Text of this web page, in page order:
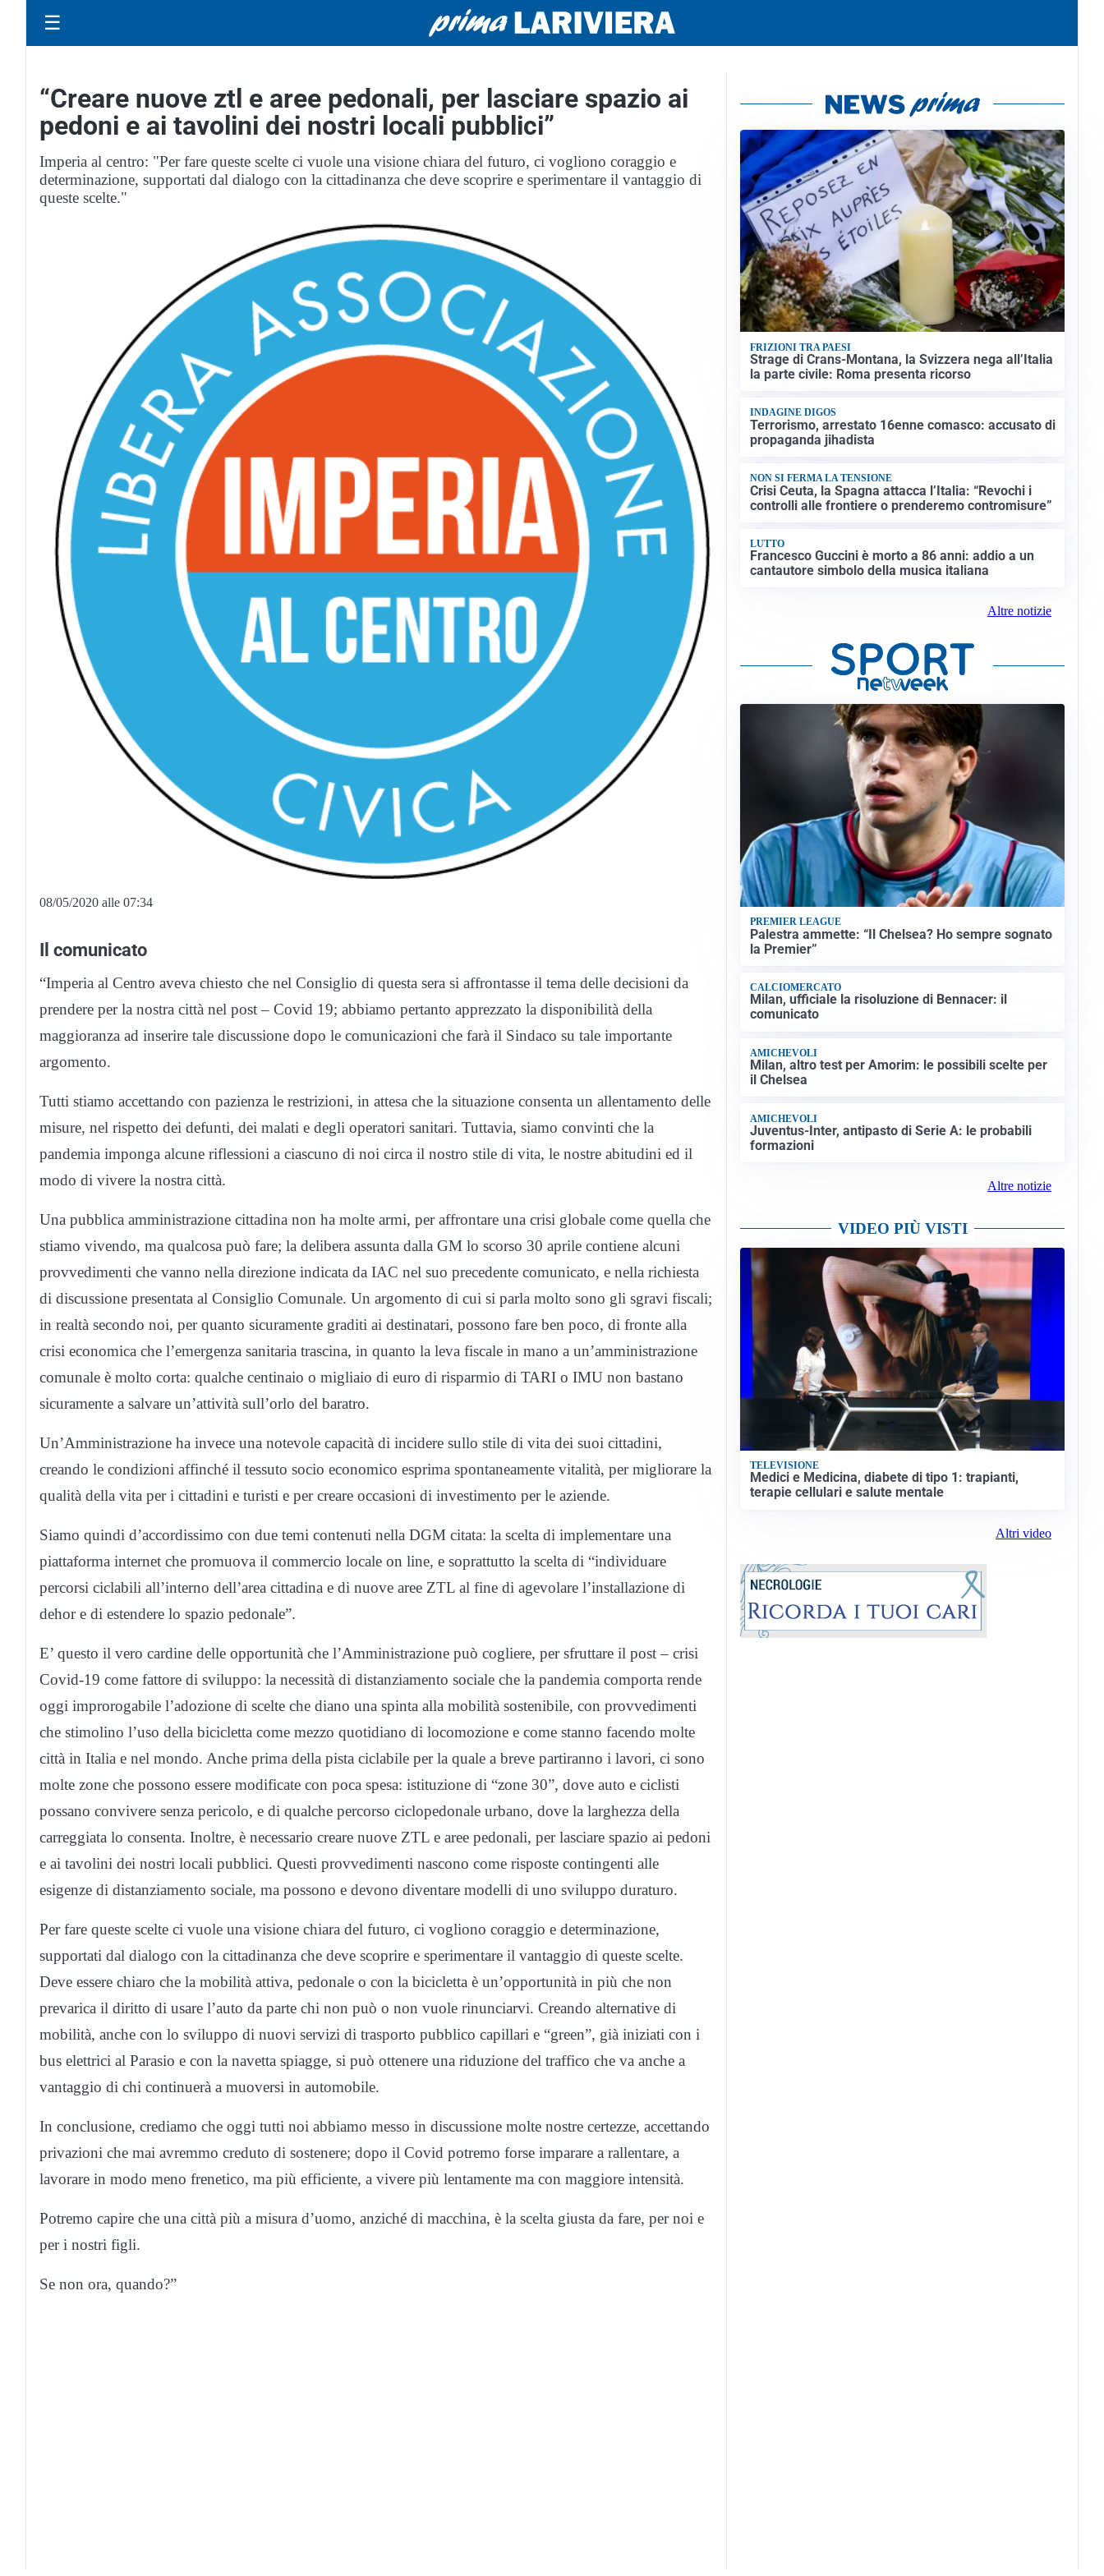
☰
“Creare nuove ztl e aree pedonali, per lasciare spazio ai
pedoni e ai tavolini dei nostri locali pubblici”
Imperia al centro: "Per fare queste scelte ci vuole una visione chiara del futuro, ci vogliono coraggio e
determinazione, supportati dal dialogo con la cittadinanza che deve scoprire e sperimentare il vantaggio di
queste scelte."
08/05/2020 alle 07:34
Il comunicato
“Imperia al Centro aveva chiesto che nel Consiglio di questa sera si affrontasse il tema delle decisioni da
prendere per la nostra città nel post – Covid 19; abbiamo pertanto apprezzato la disponibilità della
maggioranza ad inserire tale discussione dopo le comunicazioni che farà il Sindaco su tale importante
argomento.
Tutti stiamo accettando con pazienza le restrizioni, in attesa che la situazione consenta un allentamento delle
misure, nel rispetto dei defunti, dei malati e degli operatori sanitari. Tuttavia, siamo convinti che la
pandemia imponga alcune riflessioni a ciascuno di noi circa il nostro stile di vita, le nostre abitudini ed il
modo di vivere la nostra città.
Una pubblica amministrazione cittadina non ha molte armi, per affrontare una crisi globale come quella che
stiamo vivendo, ma qualcosa può fare; la delibera assunta dalla GM lo scorso 30 aprile contiene alcuni
provvedimenti che vanno nella direzione indicata da IAC nel suo precedente comunicato, e nella richiesta
di discussione presentata al Consiglio Comunale. Un argomento di cui si parla molto sono gli sgravi fiscali;
in realtà secondo noi, per quanto sicuramente graditi ai destinatari, possono fare ben poco, di fronte alla
crisi economica che l’emergenza sanitaria trascina, in quanto la leva fiscale in mano a un’amministrazione
comunale è molto corta: qualche centinaio o migliaio di euro di risparmio di TARI o IMU non bastano
sicuramente a salvare un’attività sull’orlo del baratro.
Un’Amministrazione ha invece una notevole capacità di incidere sullo stile di vita dei suoi cittadini,
creando le condizioni affinché il tessuto socio economico esprima spontaneamente vitalità, per migliorare la
qualità della vita per i cittadini e turisti e per creare occasioni di investimento per le aziende.
Siamo quindi d’accordissimo con due temi contenuti nella DGM citata: la scelta di implementare una
piattaforma internet che promuova il commercio locale on line, e soprattutto la scelta di “individuare
percorsi ciclabili all’interno dell’area cittadina e di nuove aree ZTL al fine di agevolare l’installazione di
dehor e di estendere lo spazio pedonale”.
E’ questo il vero cardine delle opportunità che l’Amministrazione può cogliere, per sfruttare il post – crisi
Covid-19 come fattore di sviluppo: la necessità di distanziamento sociale che la pandemia comporta rende
oggi improrogabile l’adozione di scelte che diano una spinta alla mobilità sostenibile, con provvedimenti
che stimolino l’uso della bicicletta come mezzo quotidiano di locomozione e come stanno facendo molte
città in Italia e nel mondo. Anche prima della pista ciclabile per la quale a breve partiranno i lavori, ci sono
molte zone che possono essere modificate con poca spesa: istituzione di “zone 30”, dove auto e ciclisti
possano convivere senza pericolo, e di qualche percorso ciclopedonale urbano, dove la larghezza della
carreggiata lo consenta. Inoltre, è necessario creare nuove ZTL e aree pedonali, per lasciare spazio ai pedoni
e ai tavolini dei nostri locali pubblici. Questi provvedimenti nascono come risposte contingenti alle
esigenze di distanziamento sociale, ma possono e devono diventare modelli di uno sviluppo duraturo.
Per fare queste scelte ci vuole una visione chiara del futuro, ci vogliono coraggio e determinazione,
supportati dal dialogo con la cittadinanza che deve scoprire e sperimentare il vantaggio di queste scelte.
Deve essere chiaro che la mobilità attiva, pedonale o con la bicicletta è un’opportunità in più che non
prevarica il diritto di usare l’auto da parte chi non può o non vuole rinunciarvi. Creando alternative di
mobilità, anche con lo sviluppo di nuovi servizi di trasporto pubblico capillari e “green”, già iniziati con i
bus elettrici al Parasio e con la navetta spiagge, si può ottenere una riduzione del traffico che va anche a
vantaggio di chi continuerà a muoversi in automobile.
In conclusione, crediamo che oggi tutti noi abbiamo messo in discussione molte nostre certezze, accettando
privazioni che mai avremmo creduto di sostenere; dopo il Covid potremo forse imparare a rallentare, a
lavorare in modo meno frenetico, ma più efficiente, a vivere più lentamente ma con maggiore intensità.
Potremo capire che una città più a misura d’uomo, anziché di macchina, è la scelta giusta da fare, per noi e
per i nostri figli.
Se non ora, quando?”
FRIZIONI TRA PAESI
Strage di Crans-Montana, la Svizzera nega all’Italia
la parte civile: Roma presenta ricorso
INDAGINE DIGOS
Terrorismo, arrestato 16enne comasco: accusato di
propaganda jihadista
NON SI FERMA LA TENSIONE
Crisi Ceuta, la Spagna attacca l’Italia: “Revochi i
controlli alle frontiere o prenderemo contromisure”
LUTTO
Francesco Guccini è morto a 86 anni: addio a un
cantautore simbolo della musica italiana
Altre notizie
PREMIER LEAGUE
Palestra ammette: “Il Chelsea? Ho sempre sognato
la Premier”
CALCIOMERCATO
Milan, ufficiale la risoluzione di Bennacer: il
comunicato
AMICHEVOLI
Milan, altro test per Amorim: le possibili scelte per
il Chelsea
AMICHEVOLI
Juventus-Inter, antipasto di Serie A: le probabili
formazioni
Altre notizie
VIDEO PIÙ VISTI
TELEVISIONE
Medici e Medicina, diabete di tipo 1: trapianti,
terapie cellulari e salute mentale
Altri video